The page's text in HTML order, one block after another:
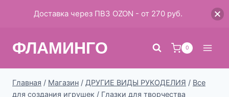
ФЛАМИНГО 0
Главная / Магазин / ДРУГИЕ ВИДЫ РУКОДЕЛИЯ / Все
для создания игрушек / Глазки для творчества
Доставка через ПВЗ OZON - от 270 руб.